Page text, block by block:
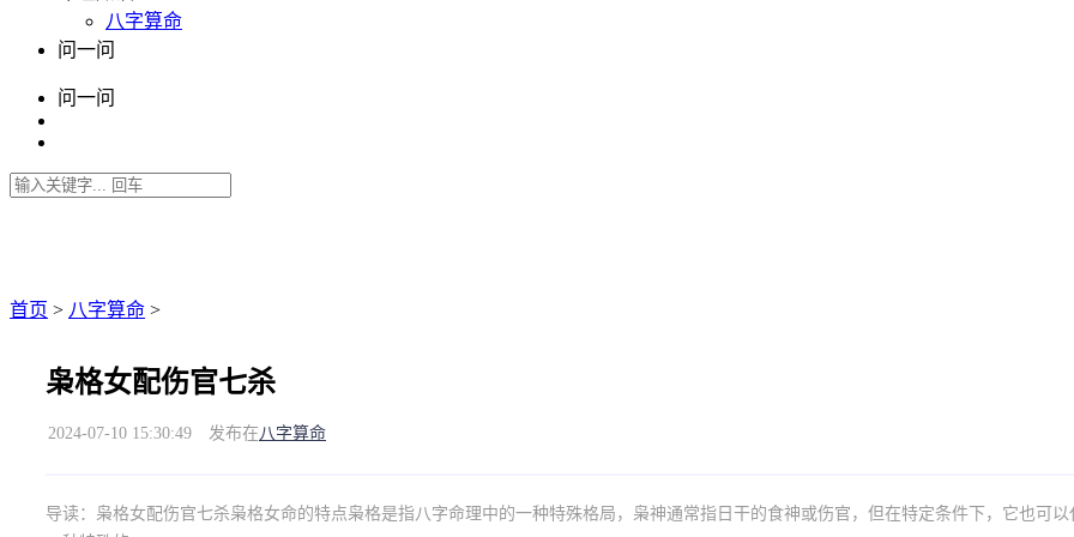
八字算命
问一问
问一问
首页 > 八字算命 >
枭格女配伤官七杀
2024-07-10 15:30:49 发布在八字算命
导读： 枭格女配伤官七杀枭格女命的特点枭格是指八字命理中的一种特殊格局，枭神通常指日干的食神或伤官，但在特定条件下，它也可以